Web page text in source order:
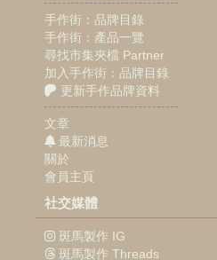
手作街：品牌目錄
手作街：產品一覽
尋找市集夾檔 Partner
加入手作街：品牌目錄
更新手作品牌資料
文章
最新消息
關於
會員主頁
社交媒體
斑馬製作 IG
斑馬製作 Threads